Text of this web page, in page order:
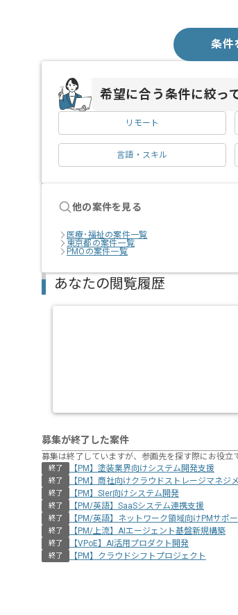
条件
希望に合う条件に絞っ
リモート
言語・スキル
他の案件を見る
医療･福祉の案件一覧
東京都の案件一覧
PMOの案件一覧
あなたの閲覧履歴
募集が終了した案件
募集は終了していますが、参画先を探す際にお役立
終了 【PM】塗装業界向けシステム開発支援
終了 【PM】商社向けクラウドストレージマネジ
終了 【PM】SIer向けシステム開発
終了 【PM/英語】SaaSシステム連携支援
終了 【PM/英語】ネットワーク領域向けPMサポ
終了 【PM/上流】AIエージェント基盤新規構築
終了 【VPoE】AI活用プロダクト開発
終了 【PM】クラウドシフトプロジェクト